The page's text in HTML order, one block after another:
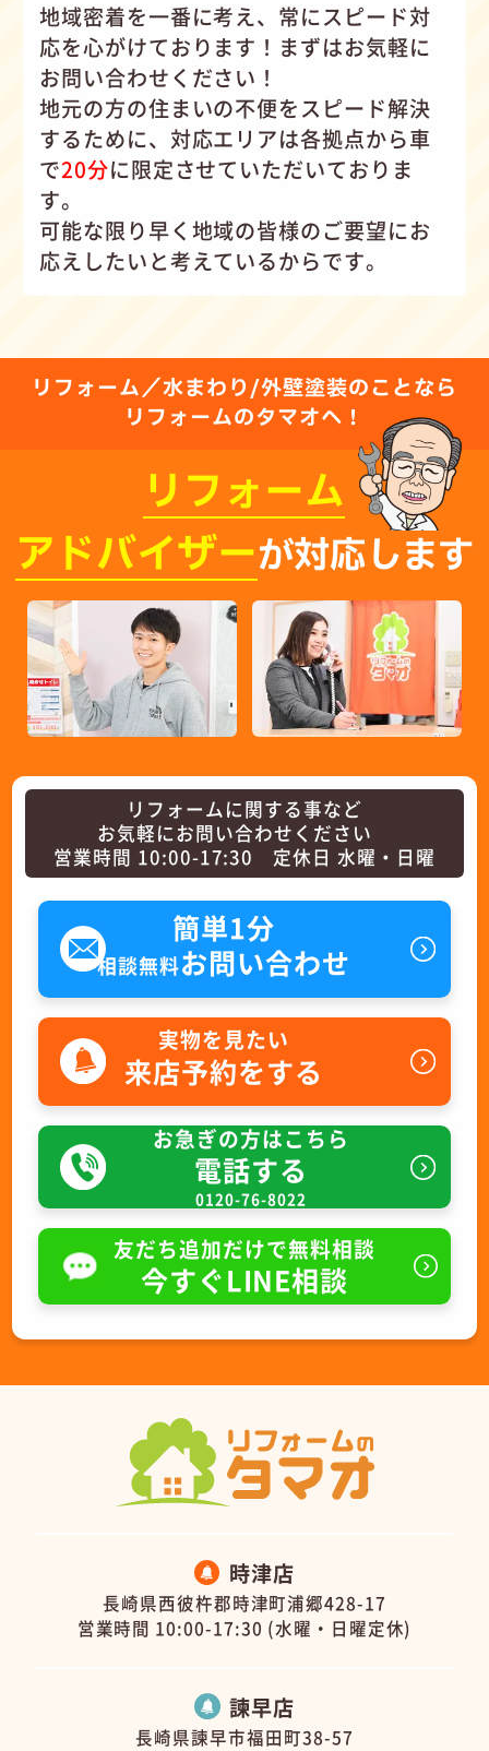
地域密着を一番に考え、常にスピード対
応を心がけております！まずはお気軽に
お問い合わせください！
地元の方の住まいの不便をスピード解決
するために、対応エリアは各拠点から車
で20分に限定させていただいておりま
す。
可能な限り早く地域の皆様のご要望にお
応えしたいと考えているからです。
リフォーム／水まわり/外壁塗装のことなら
リフォームのタマオへ！
リフォーム
アドバイザーが対応します
リフォームに関する事など
お気軽にお問い合わせください
営業時間 10:00-17:30 定休日 水曜・日曜
簡単1分
相談無料お問い合わせ
実物を見たい
来店予約をする
お急ぎの方はこちら
電話する
0120-76-8022
友だち追加だけで無料相談
今すぐLINE相談
時津店
長崎県西彼杵郡時津町浦郷428-17
営業時間 10:00-17:30 (水曜・日曜定休)
諫早店
長崎県諫早市福田町38-57